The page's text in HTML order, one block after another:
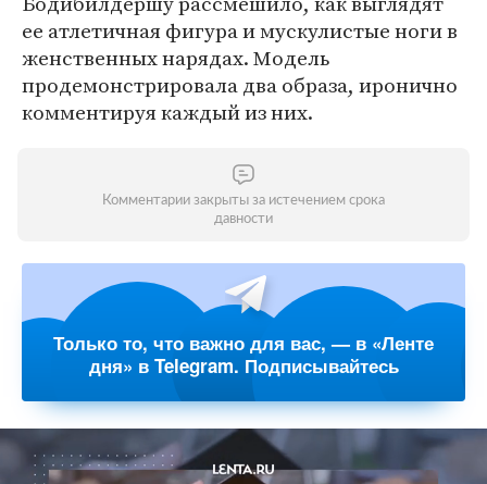
ее атлетичная фигура и мускулистые ноги в
женственных нарядах. Модель
продемонстрировала два образа, иронично
комментируя каждый из них.
Комментарии закрыты за истечением срока
давности
Только то, что важно для вас, — в «Ленте
дня» в Telegram. Подписывайтесь